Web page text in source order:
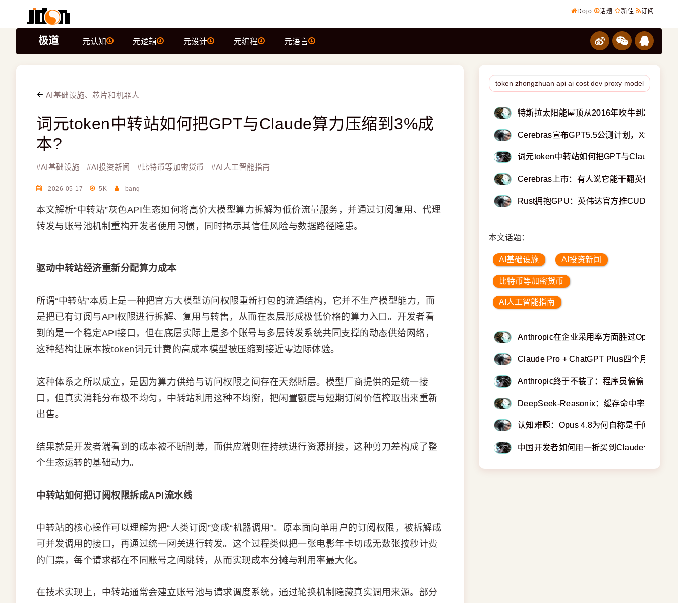
Dojo 话题 新佳 订阅
极道 元认知 元逻辑 元设计 元编程 元语言
AI基础设施、芯片和机器人
词元token中转站如何把GPT与Claude算力压缩到3%成
本?
#AI基础设施 #AI投资新闻 #比特币等加密货币 #AI人工智能指南
2026-05-17 5K banq
本文解析“中转站”灰色API生态如何将高价大模型算力拆解为低价流量服务，并通过订阅复用、代理
转发与账号池机制重构开发者使用习惯，同时揭示其信任风险与数据路径隐患。
驱动中转站经济重新分配算力成本
所谓“中转站”本质上是一种把官方大模型访问权限重新打包的流通结构，它并不生产模型能力，而
是把已有订阅与API权限进行拆解、复用与转售，从而在表层形成极低价格的算力入口。开发者看
到的是一个稳定API接口，但在底层实际上是多个账号与多层转发系统共同支撑的动态供给网络，
这种结构让原本按token词元计费的高成本模型被压缩到接近零边际体验。
这种体系之所以成立，是因为算力供给与访问权限之间存在天然断层。模型厂商提供的是统一接
口，但真实消耗分布极不均匀，中转站利用这种不均衡，把闲置额度与短期订阅价值榨取出来重新
出售。
结果就是开发者端看到的成本被不断削薄，而供应端则在持续进行资源拼接，这种剪刀差构成了整
个生态运转的基础动力。
中转站如何把订阅权限拆成API流水线
中转站的核心操作可以理解为把“人类订阅”变成“机器调用”。原本面向单用户的订阅权限，被拆解成
可并发调用的接口，再通过统一网关进行转发。这个过程类似把一张电影年卡切成无数张按秒计费
的门票，每个请求都在不同账号之间跳转，从而实现成本分摊与利用率最大化。
在技术实现上，中转站通常会建立账号池与请求调度系统，通过轮换机制隐藏真实调用来源。部分
特斯拉太阳能屋顶从2016年吹牛到2026年
Cerebras宣布GPT5.5公测计划，X和
词元token中转站如何把GPT与Claude算力
Cerebras上市：有人说它能干翻英伟达 | 定
Rust拥抱GPU：英伟达官方推CUDA-oxide
本文话题：
AI基础设施 AI投资新闻
比特币等加密货币
AI人工智能指南
Anthropic在企业采用率方面胜过OpenAI
Claude Pro + ChatGPT Plus四个月一起使
Anthropic终于不装了：程序员偷偷白嫖
DeepSeek-Reasonix：缓存命中率90%的
认知难题：Opus 4.8为何自称是千问？与蒸
中国开发者如何用一折买到Claude词元？